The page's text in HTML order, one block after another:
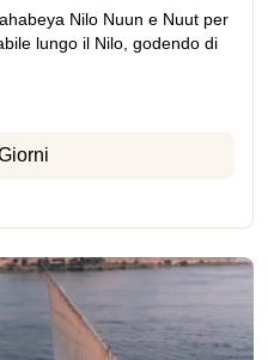
Nilo Nuun e Nuut per
lungo il Nilo, godendo di